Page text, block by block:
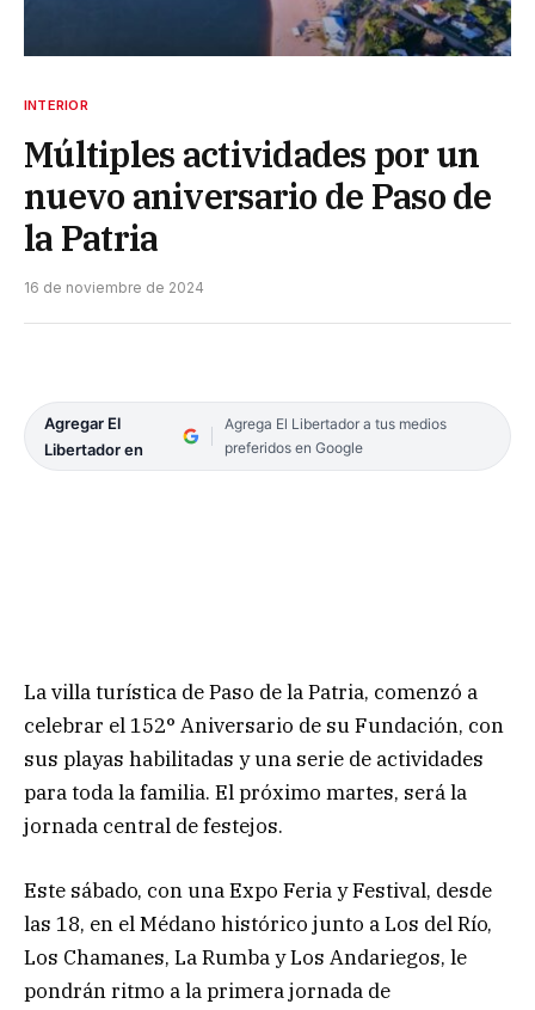
INTERIOR
Múltiples actividades por un
nuevo aniversario de Paso de
la Patria
16 de noviembre de 2024
Agregar El
Libertador en
Agrega El Libertador a tus medios
preferidos en Google
La villa turística de Paso de la Patria, comenzó a
celebrar el 152° Aniversario de su Fundación, con
sus playas habilitadas y una serie de actividades
para toda la familia. El próximo martes, será la
jornada central de festejos.
Este sábado, con una Expo Feria y Festival, desde
las 18, en el Médano histórico junto a Los del Río,
Los Chamanes, La Rumba y Los Andariegos, le
pondrán ritmo a la primera jornada de